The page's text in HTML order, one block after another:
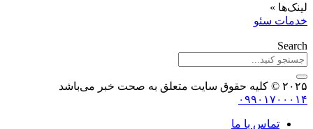
لینک‌ها »
خدمات سئو
Search
۲۰۲۵ © کلیه حقوق سایت متعلق به صحت خبر می‌باشد
۰۹۹۰۱۷۰۰۰۱۴
تماس با ما